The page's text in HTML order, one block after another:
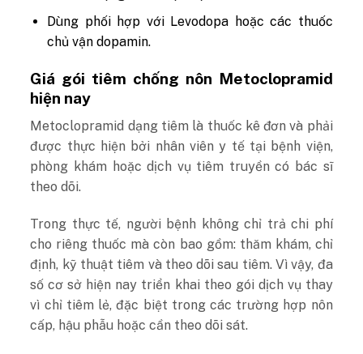
Dùng phối hợp với Levodopa hoặc các thuốc
chủ vận dopamin.
Giá gói tiêm chống nôn Metoclopramid
hiện nay
Metoclopramid dạng tiêm là thuốc kê đơn và phải
được thực hiện bởi nhân viên y tế tại bệnh viện,
phòng khám hoặc dịch vụ tiêm truyền có bác sĩ
theo dõi.
Trong thực tế, người bệnh không chỉ trả chi phí
cho riêng thuốc mà còn bao gồm: thăm khám, chỉ
định, kỹ thuật tiêm và theo dõi sau tiêm. Vì vậy, đa
số cơ sở hiện nay triển khai theo gói dịch vụ thay
vì chỉ tiêm lẻ, đặc biệt trong các trường hợp nôn
cấp, hậu phẫu hoặc cần theo dõi sát.